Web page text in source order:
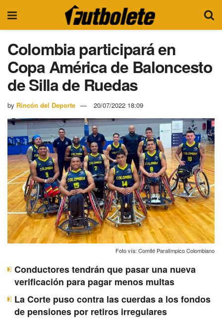
Colombia participará en
Copa América de Baloncesto
de Silla de Ruedas
by Rincón del Deporte 20/07/2022 18:09
Foto vía: Comité Paralímpico Colombiano
Conductores tendrán que pasar una nueva
verificación para pagar menos multas
La Corte puso contra las cuerdas a los fondos
de pensiones por retiros irregulares